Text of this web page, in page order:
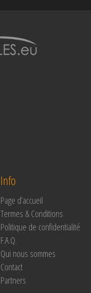
Info
Page d’accueil
Termes & Conditions
Politique de confidentialité
F.A.Q.
Qui nous sommes
Contact
Partners